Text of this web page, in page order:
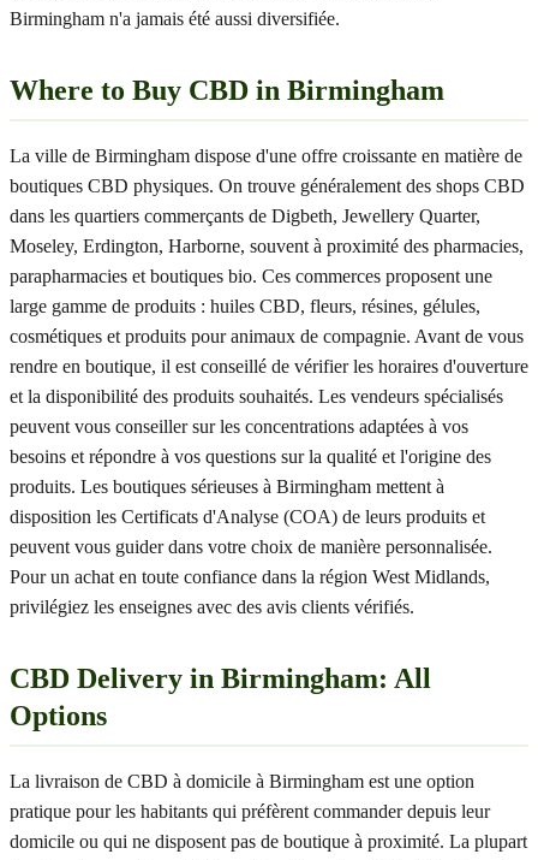
Birmingham n'a jamais été aussi diversifiée.
Where to Buy CBD in Birmingham
La ville de Birmingham dispose d'une offre croissante en matière de
boutiques CBD physiques. On trouve généralement des shops CBD
dans les quartiers commerçants de Digbeth, Jewellery Quarter,
Moseley, Erdington, Harborne, souvent à proximité des pharmacies,
parapharmacies et boutiques bio. Ces commerces proposent une
large gamme de produits : huiles CBD, fleurs, résines, gélules,
cosmétiques et produits pour animaux de compagnie. Avant de vous
rendre en boutique, il est conseillé de vérifier les horaires d'ouverture
et la disponibilité des produits souhaités. Les vendeurs spécialisés
peuvent vous conseiller sur les concentrations adaptées à vos
besoins et répondre à vos questions sur la qualité et l'origine des
produits. Les boutiques sérieuses à Birmingham mettent à
disposition les Certificats d'Analyse (COA) de leurs produits et
peuvent vous guider dans votre choix de manière personnalisée.
Pour un achat en toute confiance dans la région West Midlands,
privilégiez les enseignes avec des avis clients vérifiés.
CBD Delivery in Birmingham: All
Options
La livraison de CBD à domicile à Birmingham est une option
pratique pour les habitants qui préfèrent commander depuis leur
domicile ou qui ne disposent pas de boutique à proximité. La plupart